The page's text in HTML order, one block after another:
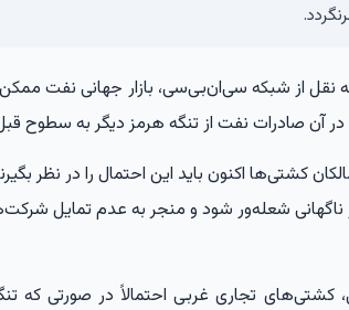
نقل از شبکه سی‌ان‌بی‌سی، بازار جهانی نفت
آن صادرات نفت از تنگه هرمز دیگر به سطوح
کشتی‌ها اکنون باید این احتمال را در نظر
ناگهانی شعله‌ور شود و منجر به عدم تمایل
کشتی‌های تجاری غربی احتمالاً در صورتی که